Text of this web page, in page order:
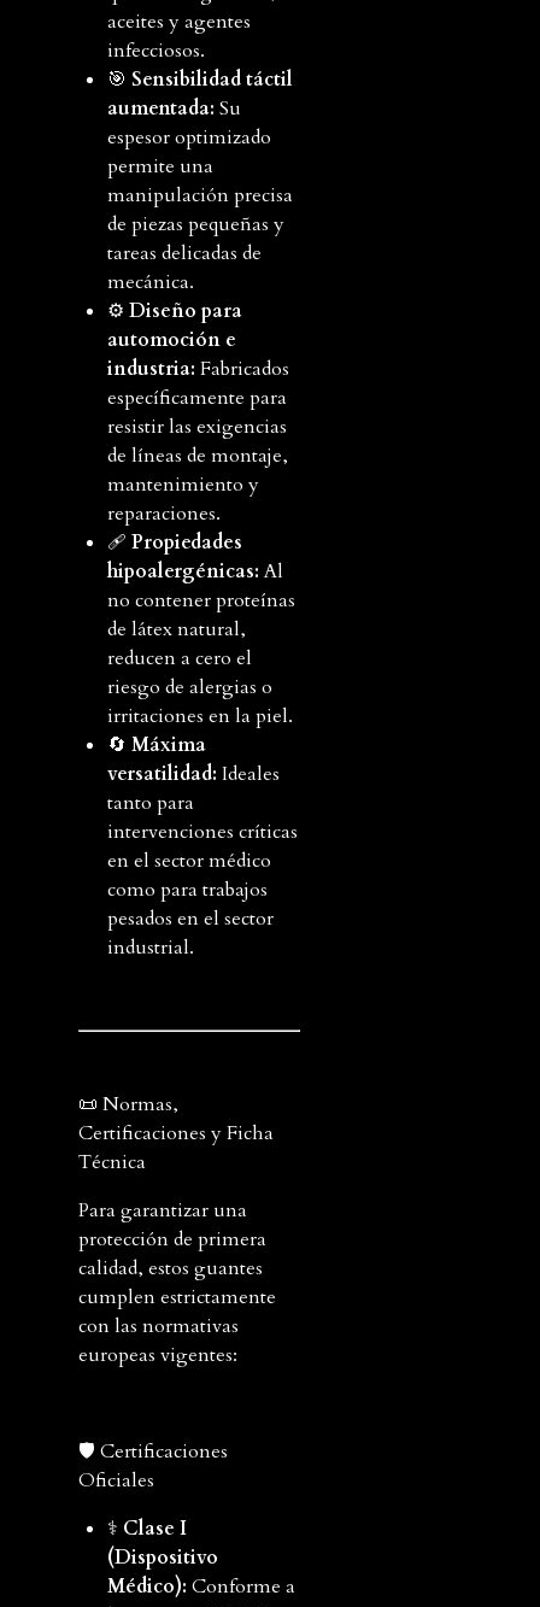
aceites y agentes
infecciosos.
🎯 Sensibilidad táctil
aumentada: Su
espesor optimizado
permite una
manipulación precisa
de piezas pequeñas y
tareas delicadas de
mecánica.
⚙️ Diseño para
automoción e
industria: Fabricados
específicamente para
resistir las exigencias
de líneas de montaje,
mantenimiento y
reparaciones.
🩹 Propiedades
hipoalergénicas: Al
no contener proteínas
de látex natural,
reducen a cero el
riesgo de alergias o
irritaciones en la piel.
🔄 Máxima
versatilidad: Ideales
tanto para
intervenciones críticas
en el sector médico
como para trabajos
pesados en el sector
industrial.
📜 Normas,
Certificaciones y Ficha
Técnica
Para garantizar una
protección de primera
calidad, estos guantes
cumplen estrictamente
con las normativas
europeas vigentes:
🛡️ Certificaciones
Oficiales
⚕️ Clase I
(Dispositivo
Médico): Conforme a